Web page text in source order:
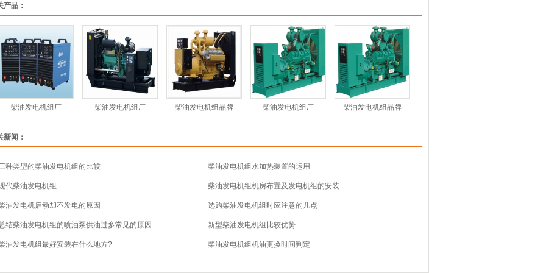
产品：
柴油发电机组厂 柴油发电机组厂 柴油发电机组品牌 柴油发电机组厂 柴油发电机组品牌
新闻：
种类型的柴油发电机组的比较 柴油发电机组水加热装置的运用
代柴油发电机组 柴油发电机组机房布置及发电机组的安装
油发电机启动却不发电的原因 选购柴油发电机组时应注意的几点
结柴油发电机组的喷油泵供油过多常见的原因 新型柴油发电机组比较优势
油发电机组最好安装在什么地方? 柴油发电机组机油更换时间判定